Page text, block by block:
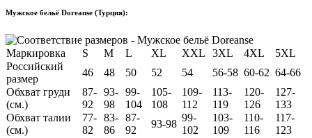
Мужское бельё Doreanse (Турция):
Маркировка S M L XL XXL 3XL 4XL
5XL
Российский
размер
46 48 50 52 54 56-58 60-62 64-66
Обхват груди
(см.)
87-
92
93-
98
99-
104
105-
108
109-
112
113-
119
120-
126
127-
133
Обхват талии
(см.)
77-
82
83-
86
87-
92
93-98
99-
102
103-
109
110-
116
117-
123